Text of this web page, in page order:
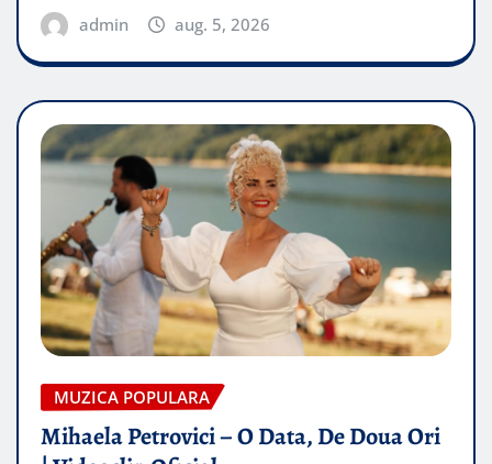
admin aug. 5, 2026
MUZICA POPULARA
Mihaela Petrovici – O Data, De Doua Ori